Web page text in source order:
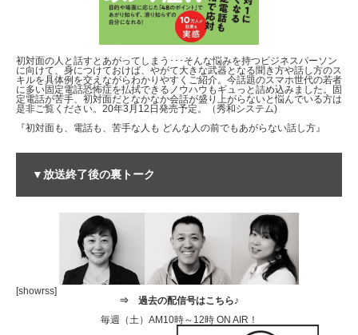
初対面の人と話すとあがってしまう･･･そんな悩みを持つビジネスパーソン
に向けて、身につけておけば、やがて大きな武器となる聞き方や話し方のス
キルを具体例を交えながらわかりやすくご紹介。今話題のスマホ世代の若者
に多い固定電話恐怖症を払拭できるノウハウもギュっと詰め込みました。固
定電話が苦手、初対面だとなかなか会話が盛り上がらないと悩んでいる方は
是非ご覧ください。20年3月12日発売予定。（秀和システム)
『初対面も、電話も、苦手な人も どんな人の前でもあがらない話し方』
▼放送終了後の裏トーク
[showrss]
⇒ 過去の配信号はこちら♪
毎週（土）AM10時～12時 ON AIR！